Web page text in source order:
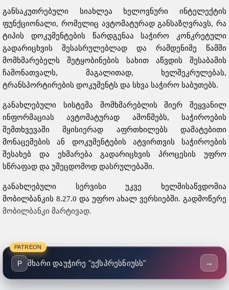
განსაკუთრებული სიახლეა ხელოვნური ინტელექტის
ფუნქციონალი, რომელიც ავტომატურად განსაზღვრავს, რა
ტიპის დოკუმენტების წარდგენაა საჭირო კონკრეტული
გადარიცხვის შესასრულებლად და რამდენიმე წამში
მომხმარებელს შეტყობინების სახით აწვდის შესაბამის
ჩამონათვალს, მაგალითად, ხელშეკრულებას,
ტრანსპორტირების დოკუმენტს და სხვა საჭირო საბუთებს.
განახლებული სისტემა მომხმარებლის მიერ შეყვანილ
ინფორმაციას ავტომატურად ამოწმებს, საჭიროების
შემთხვევაში მყისიერად აფრთხილებს დამატებითი
მონაცემების ან დოკუმენტების ატვირთვის საჭიროების
შესახებ და ეხმარება გადარიცხვის პროცესის უფრო
სწრაფად და უშეცდომოდ დასრულებაში.
განახლებული სერვისი უკვე ხელმისაწვდომია
მობილბანკის 8.27.0 და უფრო ახალ ვერსიებში. გადმოწერე
მობილბანკი მარტივად.
PATREON
P მხარი დაუჭირე "ექსპრესნიუსს" →